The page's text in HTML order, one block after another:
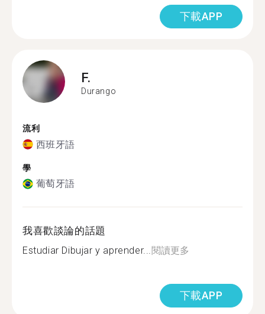
下載APP
F.
Durango
流利
西班牙語
學
葡萄牙語
我喜歡談論的話題
Estudiar Dibujar y aprender...閱讀更多
下載APP